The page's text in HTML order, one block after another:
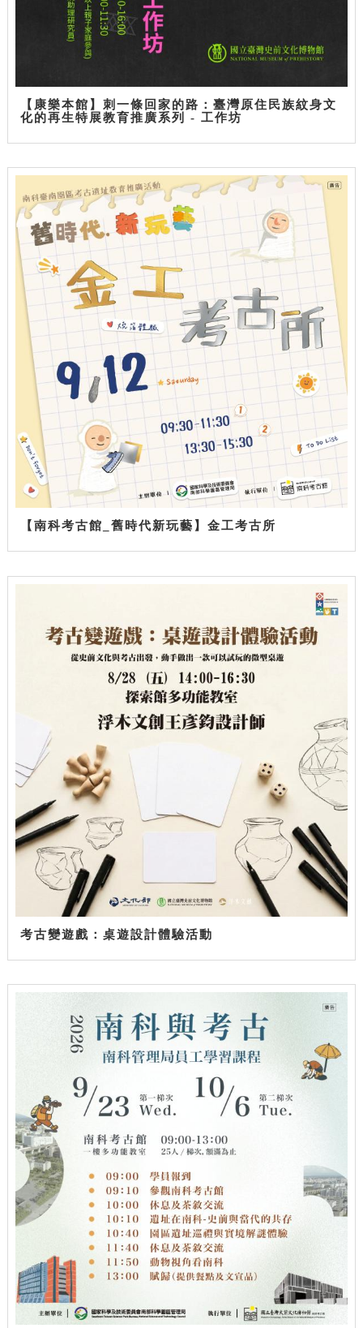
【康樂本館】刺一條回家的路：臺灣原住民族紋身文
化的再生特展教育推廣系列 - 工作坊
【南科考古館_舊時代新玩藝】金工考古所
考古變遊戲：桌遊設計體驗活動